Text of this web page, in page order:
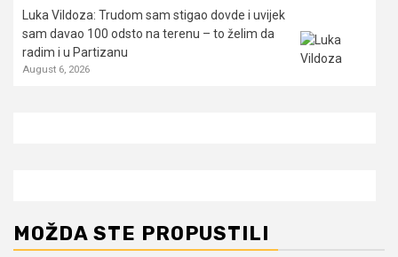
Luka Vildoza: Trudom sam stigao dovde i uvijek
sam davao 100 odsto na terenu – to želim da
radim i u Partizanu
August 6, 2026
MOŽDA STE PROPUSTILI